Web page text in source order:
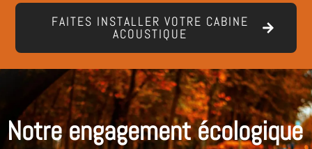
FAITES INSTALLER VOTRE CABINE
ACOUSTIQUE
Notre engagement écologique